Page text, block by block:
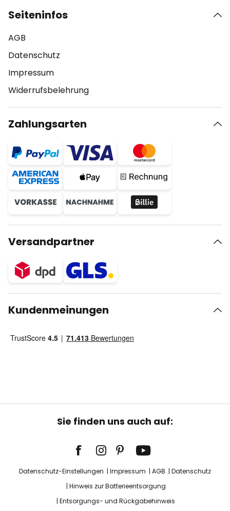
Seiteninfos
AGB
Datenschutz
Impressum
Widerrufsbelehrung
Zahlungsarten
Versandpartner
Kundenmeinungen
Sie finden uns auch auf:
Datenschutz-Einstellungen Impressum AGB
Datenschutz
Hinweis zur Batterieentsorgung
Entsorgungs- und Rückgabehinweis